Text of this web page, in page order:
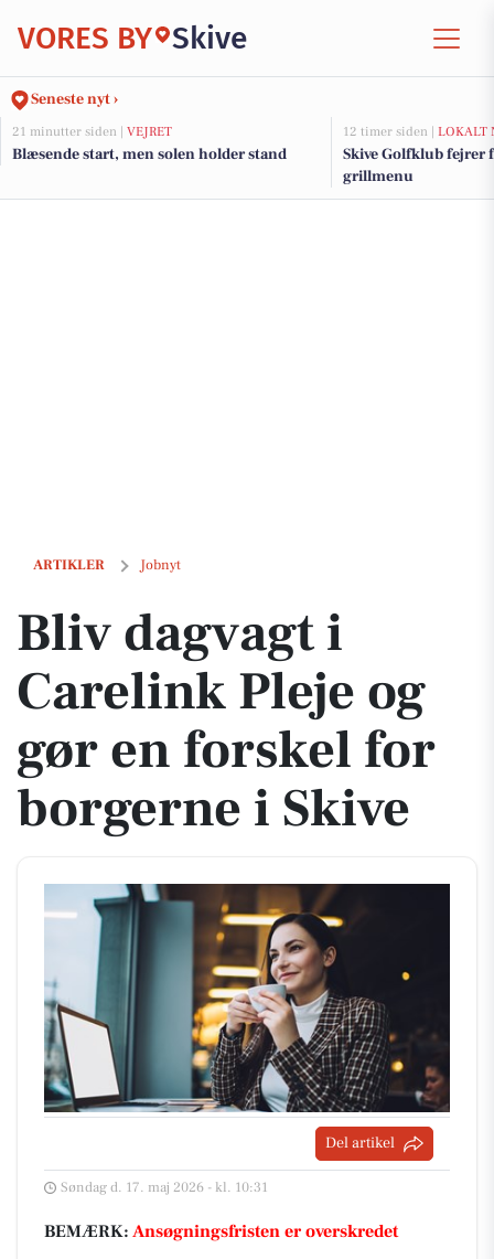
VORES BY Skive
Seneste nyt ›
21 minutter siden | VEJRET
Blæsende start, men solen holder stand
12 timer siden | LOKALT
Skive Golfklub fejrer
grillmenu
ARTIKLER Jobnyt
Bliv dagvagt i Carelink Pleje og gør en forskel for borgerne i Skive
Bliv dagvagt i
Carelink Pleje og
gør en forskel for
borgerne i Skive
Del artikel
Søndag d. 17. maj 2026 - kl. 10:31
BEMÆRK: Ansøgningsfristen er overskredet